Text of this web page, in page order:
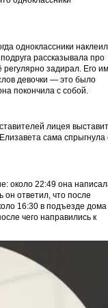
одноклассники
рассказывала про
регулярно задирал. Его
девочки — это было
покончила с собой.
лицея
сама спрыгнула
около 22:49 она
он ответил, что после
16:30 в подъезде дома
чего направились к